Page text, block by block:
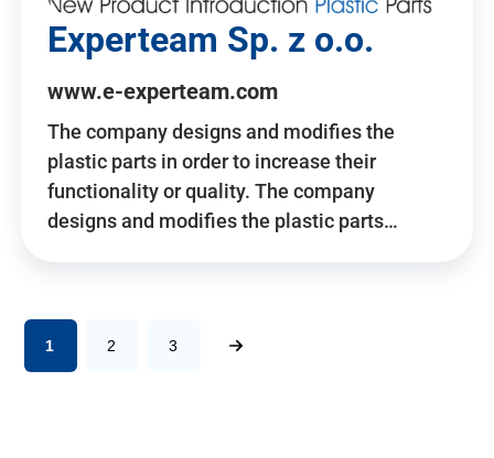
Experteam Sp. z o.o.
www.e-experteam.com
The company designs and modifies the
plastic parts in order to increase their
functionality or quality. The company
designs and modifies the plastic parts…
1 2 3